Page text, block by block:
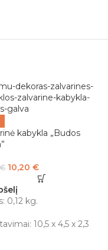
kabykla „Budos
€ 10,20 €
0,12 kg.
10,5 x 4,5 x 2,3